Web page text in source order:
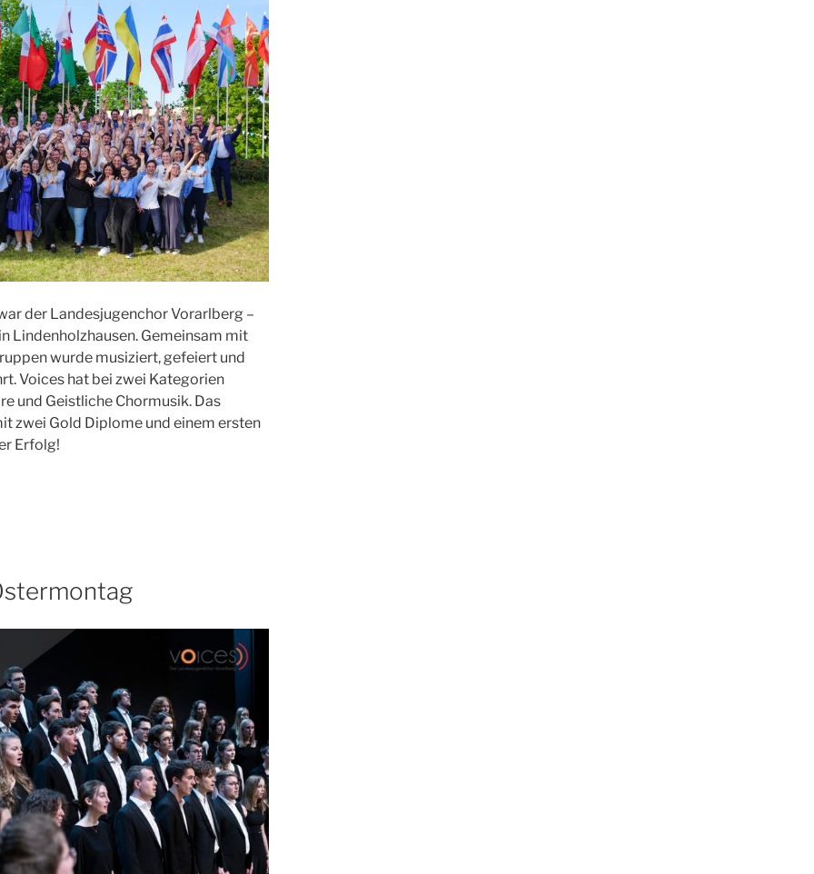
der Landesjugenchor Vorarlberg –
Lindenholzhausen. Gemeinsam mit
wurde musiziert, gefeiert und
Voices hat bei zwei Kategorien
und Geistliche Chormusik. Das
zwei Gold Diplome und einem ersten
Erfolg!